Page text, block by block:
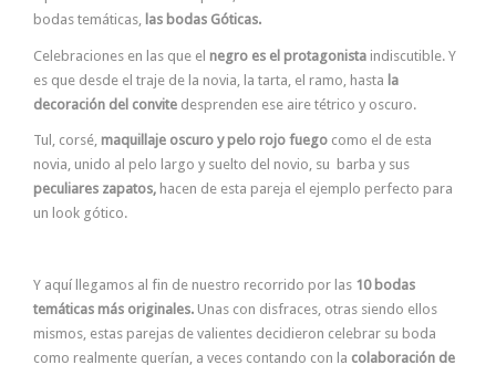
bodas temáticas, las bodas Góticas.
Celebraciones en las que el negro es el protagonista indiscutible. Y
es que desde el traje de la novia, la tarta, el ramo, hasta la
decoración del convite desprenden ese aire tétrico y oscuro.
Tul, corsé, maquillaje oscuro y pelo rojo fuego como el de esta
novia, unido al pelo largo y suelto del novio, su barba y sus
peculiares zapatos, hacen de esta pareja el ejemplo perfecto para
un look gótico.
Y aquí llegamos al fin de nuestro recorrido por las 10 bodas
temáticas más originales. Unas con disfraces, otras siendo ellos
mismos, estas parejas de valientes decidieron celebrar su boda
como realmente querían, a veces contando con la colaboración de